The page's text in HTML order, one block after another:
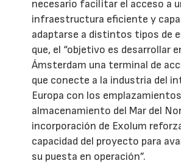
necesario facilitar el acceso a
infraestructura eficiente y
adaptarse a distintos tipos de
que, el “objetivo es desarrollar
Ámsterdam una terminal de
que conecte a la industria del
Europa con los
almacenamiento del Mar del
incorporación de Exolum
capacidad del proyecto para
su puesta en operación”.